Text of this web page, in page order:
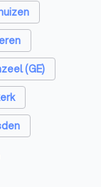
(GE)